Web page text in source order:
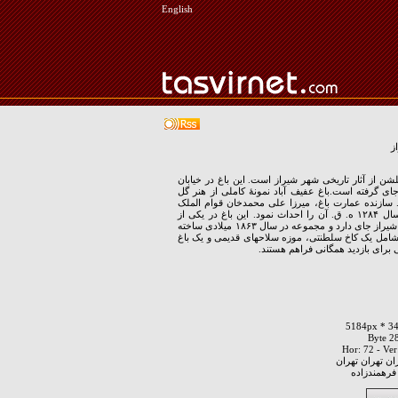
English
از آثار تاریخی شهر شیراز است. این باغ در خیابان
گرفته است.باغ عفیف آباد نمونهٔ کاملی از هنر گل
سازنده عمارت باغ، میرزا علی محمدخان قوام الملک
دوم است که در سال ۱۲۸۴ ه. ق. آن را احداث نمود. این باغ در یکی از
مناطق عیان‌نشین شیراز جای دارد و مجموعه در سال ۱۸۶۳ میلادی ساخته
یک کاخ سلطنتی، موزه سلاحهای قدیمی و یک باغ
بازدید همگانی فراهم هستند.
تهران تهران